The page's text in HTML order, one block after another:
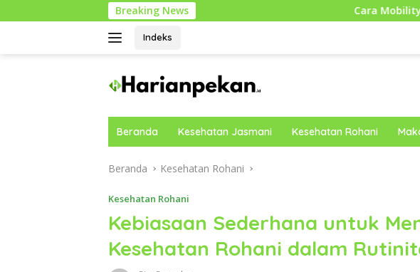
ke
Breaking News Cara Mobility Training
Indeks
Beranda Kesehatan Jasmani Kesehatan Rohani
Beranda Kesehatan Rohani
Kesehatan Rohani
Kebiasaan Sederhana untuk
Kesehatan Rohani dalam